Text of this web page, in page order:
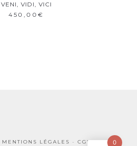
VENI, VIDI, VICI
450,00€
AJOUTER AU PANIER
MENTIONS LÉGALES - CGV 0